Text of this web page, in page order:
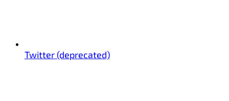
Twitter (deprecated)